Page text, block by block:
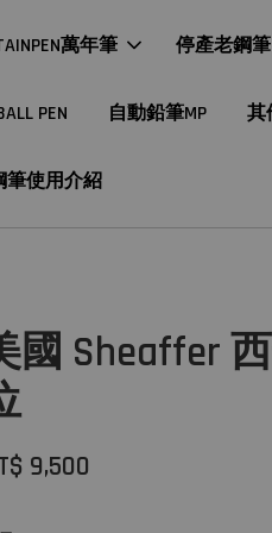
萬年筆 停產老鋼筆
PEN 自動鉛筆MP 其
筆使用介紹
國 Sheaffer
9,500